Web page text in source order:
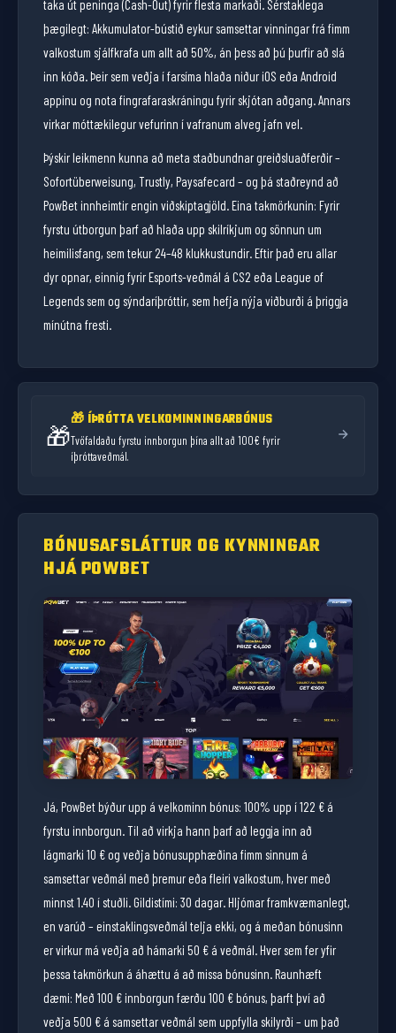
Spain 2.50
France 2.75
England
Brazil 3.25
taka út peninga (Cash-Out) fyrir flesta markaði. Sérstaklega
þægilegt: Akkumulator-bústið eykur samsettar vinningar frá fimm
valkostum sjálfkrafa um allt að 50%, án þess að þú þurfir að slá
inn kóða. Þeir sem veðja í farsíma hlaða niður iOS eða Android
appinu og nota fingrafaraskráningu fyrir skjótan aðgang. Annars
virkar móttækilegur vefurinn í vafranum alveg jafn vel.
Þýskir leikmenn kunna að meta staðbundnar greiðsluaðferðir –
Sofortüberweisung, Trustly, Paysafecard – og þá staðreynd að
PowBet innheimtir engin viðskiptagjöld. Eina takmörkunin: Fyrir
fyrstu útborgun þarf að hlaða upp skilríkjum og sönnun um
heimilisfang, sem tekur 24–48 klukkustundir. Eftir það eru allar
dyr opnar, einnig fyrir Esports-veðmál á CS2 eða League of
Legends sem og sýndaríþróttir, sem hefja nýja viðburði á þriggja
mínútna fresti.
🎁
🎁 ÍÞRÓTTA VELKOMINNINGARBÓNUS
Tvöfaldaðu fyrstu innborgun þína allt að 100€ fyrir
íþróttaveðmál.
BÓNUSAFSLÁTTUR OG KYNNINGAR
HJÁ POWBET
Já, PowBet býður upp á velkominn bónus: 100% upp í 122 € á
fyrstu innborgun. Til að virkja hann þarf að leggja inn að
lágmarki 10 € og veðja bónusupphæðina fimm sinnum á
samsettar veðmál með þremur eða fleiri valkostum, hver með
minnst 1.40 í stuðli. Gildistími: 30 dagar. Hljómar framkvæmanlegt,
en varúð – einstaklingsveðmál telja ekki, og á meðan bónusinn
er virkur má veðja að hámarki 50 € á veðmál. Hver sem fer yfir
þessa takmörkun á áhættu á að missa bónusinn. Raunhæft
dæmi: Með 100 € innborgun færðu 100 € bónus, þarft því að
veðja 500 € á samsettar veðmál sem uppfylla skilyrði – um það